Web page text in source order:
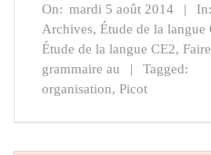
On: mardi 5 août 2014
In:
Archives, Étude de la langue
Étude de la langue CE2,
grammaire au
Tagged:
organisation, Picot